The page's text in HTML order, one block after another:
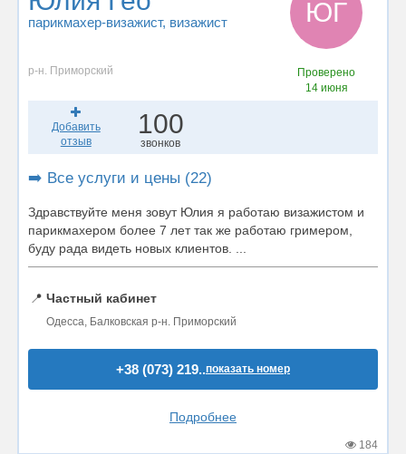
парикмахер-визажист, визажист ЮГ
р-н. Приморский
Проверено
14 июня
Добавить
отзыв
100
звонков
➡️ Все услуги и цены (22)
Здравствуйте меня зовут Юлия я работаю визажистом и
парикмахером более 7 лет так же работаю гримером,
буду рада видеть новых клиентов. ...
📍 Частный кабинет
Одесса, Балковская р-н. Приморский
+38 (073) 219..показать номер
Подробнее
184